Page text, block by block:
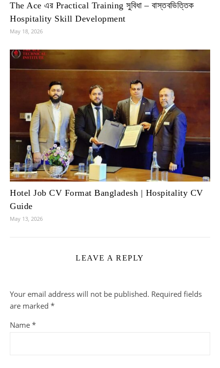
The Ace এর Practical Training সুবিধা – বাস্তবভিত্তিক
Hospitality Skill Development
May 18, 2026
Hotel Job CV Format Bangladesh | Hospitality CV
Guide
May 13, 2026
LEAVE A REPLY
Your email address will not be published. Required fields
are marked *
Name *